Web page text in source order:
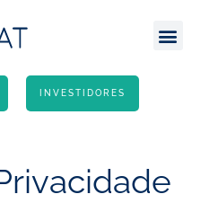
INVESTIDORES